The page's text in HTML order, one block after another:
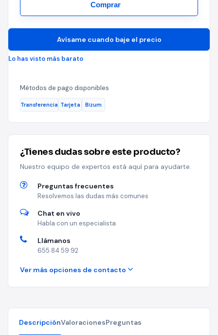
Comprar
Avísame cuando baje el precio
Lo has visto más barato
Métodos de pago disponibles
Transferencia Tarjeta Bizum
¿Tienes dudas sobre este producto?
Nuestro equipo de expertos está aquí para ayudarte.
Preguntas frecuentes
Resolvemos las dudas más comunes
Chat en vivo
Habla con un especialista
Llámanos
655 84 59 92
Ver más opciones de contacto
DescripciónValoracionesPreguntas